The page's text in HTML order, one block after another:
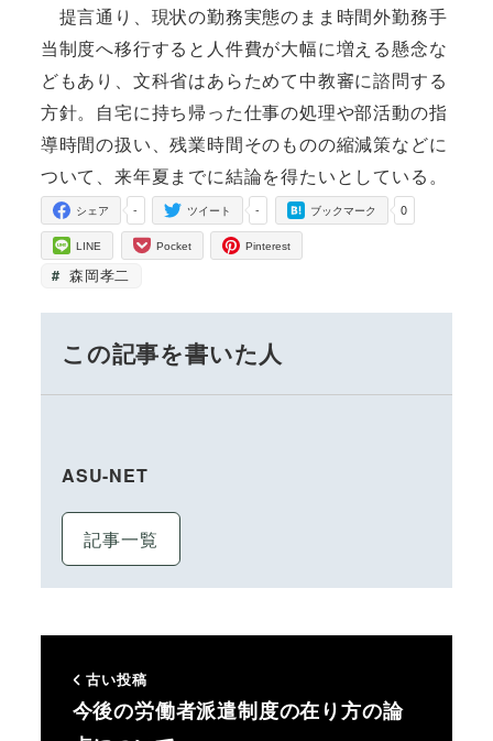
提言通り、現状の勤務実態のまま時間外勤務手
当制度へ移行すると人件費が大幅に増える懸念な
どもあり、文科省はあらためて中教審に諮問する
方針。自宅に持ち帰った仕事の処理や部活動の指
導時間の扱い、残業時間そのものの縮減策などに
ついて、来年夏までに結論を得たいとしている。
-
シェア -
ツイート 0
ブックマーク
LINE Pocket Pinterest
森岡孝二
この記事を書いた人
ASU-NET
記事一覧
古い投稿
今後の労働者派遣制度の在り方の論